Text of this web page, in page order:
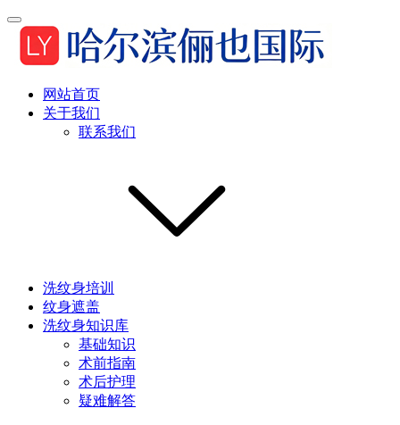
网站首页
关于我们
联系我们
洗纹身培训
纹身遮盖
洗纹身知识库
基础知识
术前指南
术后护理
疑难解答